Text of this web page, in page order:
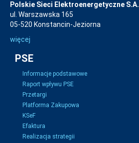
Polskie Sieci Elektroenergetyczne S.A.
ul. Warszawska 165
05-520 Konstancin-Jeziorna
więcej
PSE
Informacje podstawowe
Raport wpływu PSE
Przetargi
Platforma Zakupowa
KSeF
Efaktura
Realizacja strategii